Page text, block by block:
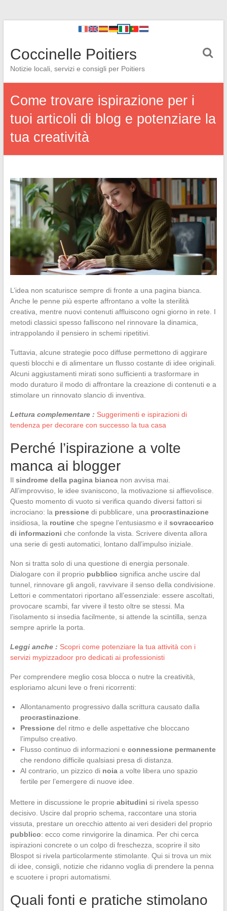
Coccinelle Poitiers
Notizie locali, servizi e consigli per Poitiers
Come trovare ispirazione per i
tuoi articoli di blog e potenziare la
tua creatività
L’idea non scaturisce sempre di fronte a una pagina bianca.
Anche le penne più esperte affrontano a volte la sterilità
creativa, mentre nuovi contenuti affluiscono ogni giorno in rete. I
metodi classici spesso falliscono nel rinnovare la dinamica,
intrappolando il pensiero in schemi ripetitivi.
Tuttavia, alcune strategie poco diffuse permettono di aggirare
questi blocchi e di alimentare un flusso costante di idee originali.
Alcuni aggiustamenti mirati sono sufficienti a trasformare in
modo duraturo il modo di affrontare la creazione di contenuti e a
stimolare un rinnovato slancio di inventiva.
Lettura complementare : Suggerimenti e ispirazioni di
tendenza per decorare con successo la tua casa
Perché l’ispirazione a volte
manca ai blogger
Il sindrome della pagina biancanon avvisa mai.
All’improvviso, le idee svaniscono, la motivazione si affievolisce.
Questo momento di vuoto si verifica quando diversi fattori si
incrociano: la pressionedi pubblicare, una procrastinazione
insidiosa, la routineche spegne l’entusiasmo e il sovraccarico
di informazioni che confonde la vista. Scrivere diventa allora
una serie di gesti automatici, lontano dall’impulso iniziale.
Non si tratta solo di una questione di energia personale.
Dialogare con il proprio pubblico significa anche uscire dal
tunnel, rinnovare gli angoli, ravvivare il senso della condivisione.
Lettori e commentatori riportano all’essenziale: essere ascoltati,
provocare scambi, far vivere il testo oltre se stessi. Ma
l’isolamento si insedia facilmente, si attende la scintilla, senza
sempre aprirle la porta.
Leggi anche : Scopri come potenziare la tua attività con i
servizi mypizzadoor pro dedicati ai professionisti
Per comprendere meglio cosa blocca o nutre la creatività,
esploriamo alcuni leve o freni ricorrenti:
Allontanamento progressivo dalla scrittura causato dalla
procrastinazione.
Pressionedel ritmo e delle aspettative che bloccano
l’impulso creativo.
Flusso continuo di informazioni e connessione permanente
che rendono difficile qualsiasi presa di distanza.
Al contrario, un pizzico di noiaa volte libera uno spazio
fertile per l’emergere di nuove idee.
Mettere in discussione le proprie abitudini si rivela spesso
decisivo. Uscire dal proprio schema, raccontare una storia
vissuta, prestare un orecchio attento ai veri desideri del proprio
pubblico: ecco come rinvigorire la dinamica. Per chi cerca
ispirazioni concrete o un colpo di freschezza, scoprire il sito
Blospot si rivela particolarmente stimolante. Qui si trova un mix
di idee, consigli, notizie che ridanno voglia di prendere la penna
e scuotere i propri automatismi.
Quali fonti e pratiche stimolano